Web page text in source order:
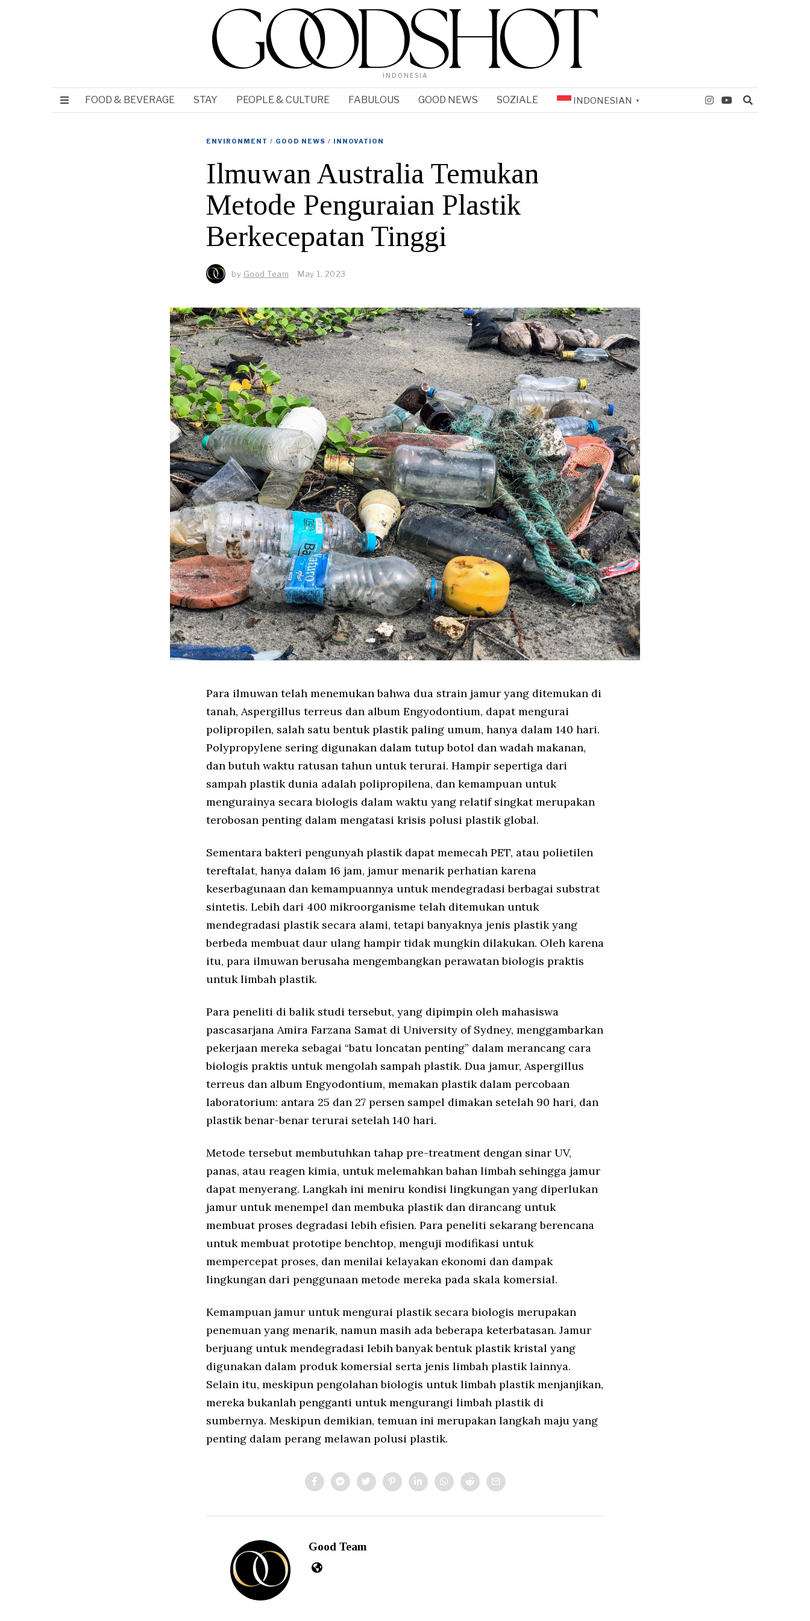
INDONESIA
FOOD & BEVERAGE STAY PEOPLE & CULTURE FABULOUS GOOD NEWS SOZIALE INDONESIAN ▼
ENVIRONMENT / GOOD NEWS / INNOVATION
Ilmuwan Australia Temukan
Metode Penguraian Plastik
Berkecepatan Tinggi
by Good Team May 1, 2023
Para ilmuwan telah menemukan bahwa dua strain jamur yang ditemukan di
tanah, Aspergillus terreus dan album Engyodontium, dapat mengurai
polipropilen, salah satu bentuk plastik paling umum, hanya dalam 140 hari.
Polypropylene sering digunakan dalam tutup botol dan wadah makanan,
dan butuh waktu ratusan tahun untuk terurai. Hampir sepertiga dari
sampah plastik dunia adalah polipropilena, dan kemampuan untuk
mengurainya secara biologis dalam waktu yang relatif singkat merupakan
terobosan penting dalam mengatasi krisis polusi plastik global.
Sementara bakteri pengunyah plastik dapat memecah PET, atau polietilen
tereftalat, hanya dalam 16 jam, jamur menarik perhatian karena
keserbagunaan dan kemampuannya untuk mendegradasi berbagai substrat
sintetis. Lebih dari 400 mikroorganisme telah ditemukan untuk
mendegradasi plastik secara alami, tetapi banyaknya jenis plastik yang
berbeda membuat daur ulang hampir tidak mungkin dilakukan. Oleh karena
itu, para ilmuwan berusaha mengembangkan perawatan biologis praktis
untuk limbah plastik.
Para peneliti di balik studi tersebut, yang dipimpin oleh mahasiswa
pascasarjana Amira Farzana Samat di University of Sydney, menggambarkan
pekerjaan mereka sebagai “batu loncatan penting” dalam merancang cara
biologis praktis untuk mengolah sampah plastik. Dua jamur, Aspergillus
terreus dan album Engyodontium, memakan plastik dalam percobaan
laboratorium: antara 25 dan 27 persen sampel dimakan setelah 90 hari, dan
plastik benar-benar terurai setelah 140 hari.
Metode tersebut membutuhkan tahap pre-treatment dengan sinar UV,
panas, atau reagen kimia, untuk melemahkan bahan limbah sehingga jamur
dapat menyerang. Langkah ini meniru kondisi lingkungan yang diperlukan
jamur untuk menempel dan membuka plastik dan dirancang untuk
membuat proses degradasi lebih efisien. Para peneliti sekarang berencana
untuk membuat prototipe benchtop, menguji modifikasi untuk
mempercepat proses, dan menilai kelayakan ekonomi dan dampak
lingkungan dari penggunaan metode mereka pada skala komersial.
Kemampuan jamur untuk mengurai plastik secara biologis merupakan
penemuan yang menarik, namun masih ada beberapa keterbatasan. Jamur
berjuang untuk mendegradasi lebih banyak bentuk plastik kristal yang
digunakan dalam produk komersial serta jenis limbah plastik lainnya.
Selain itu, meskipun pengolahan biologis untuk limbah plastik menjanjikan,
mereka bukanlah pengganti untuk mengurangi limbah plastik di
sumbernya. Meskipun demikian, temuan ini merupakan langkah maju yang
penting dalam perang melawan polusi plastik.
Good Team